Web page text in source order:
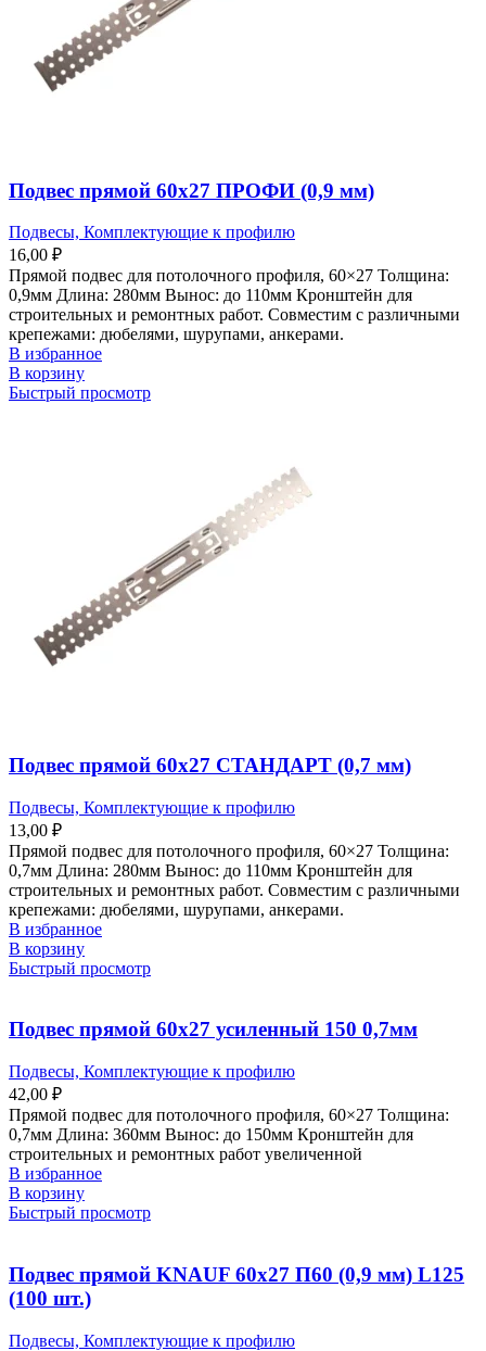
Подвес прямой 60х27 ПРОФИ (0,9 мм)
Подвесы, Комплектующие к профилю
16,00 ₽
Прямой подвес для потолочного профиля, 60×27 Толщина:
0,9мм Длина: 280мм Вынос: до 110мм Кронштейн для
строительных и ремонтных работ. Совместим с различными
крепежами: дюбелями, шурупами, анкерами.
В избранное
В корзину
Быстрый просмотр
Подвес прямой 60х27 СТАНДАРТ (0,7 мм)
Подвесы, Комплектующие к профилю
13,00 ₽
Прямой подвес для потолочного профиля, 60×27 Толщина:
0,7мм Длина: 280мм Вынос: до 110мм Кронштейн для
строительных и ремонтных работ. Совместим с различными
крепежами: дюбелями, шурупами, анкерами.
В избранное
В корзину
Быстрый просмотр
Подвес прямой 60х27 усиленный 150 0,7мм
Подвесы, Комплектующие к профилю
42,00 ₽
Прямой подвес для потолочного профиля, 60×27 Толщина:
0,7мм Длина: 360мм Вынос: до 150мм Кронштейн для
строительных и ремонтных работ увеличенной
В избранное
В корзину
Быстрый просмотр
Подвес прямой KNAUF 60х27 П60 (0,9 мм) L125
(100 шт.)
Подвесы, Комплектующие к профилю